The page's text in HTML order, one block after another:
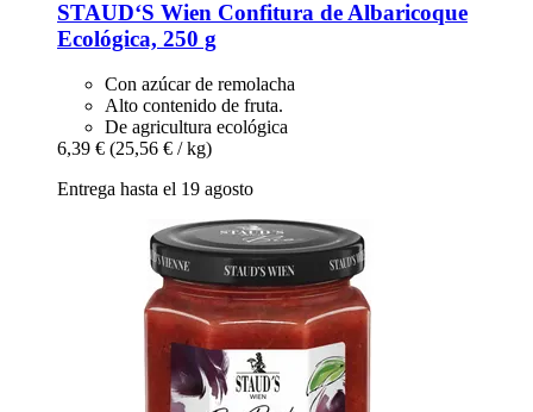
STAUD‘S Wien Confitura de Albaricoque
Ecológica, 250 g
Con azúcar de remolacha
Alto contenido de fruta.
De agricultura ecológica
6,39 € (25,56 € / kg)
Entrega hasta el 19 agosto